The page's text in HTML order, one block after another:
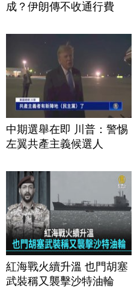
成？伊朗傳不收通行費
中期選舉在即 川普：警惕
左翼共產主義候選人
紅海戰火續升溫 也門胡塞
武裝稱又襲擊沙特油輪